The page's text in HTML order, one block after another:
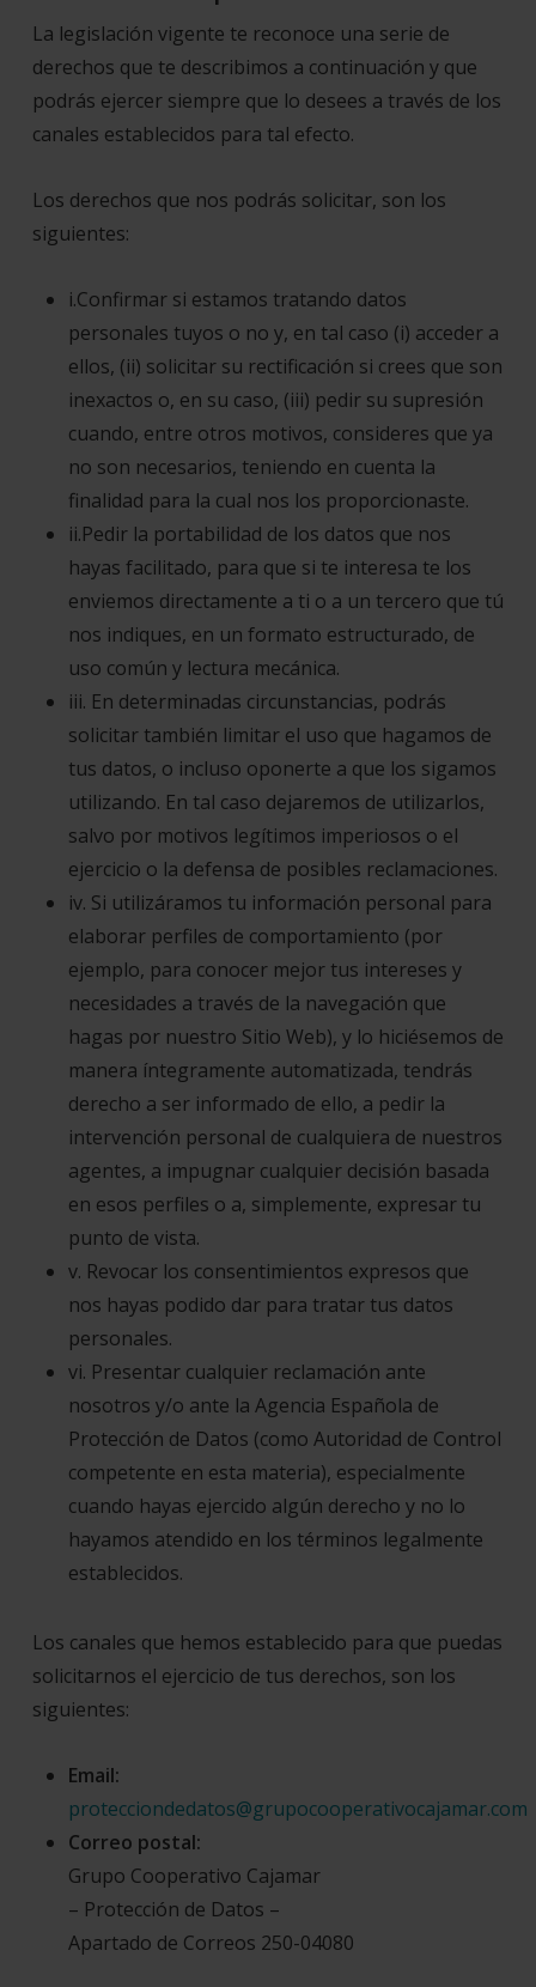
La legislación vigente te reconoce una serie de
derechos que te describimos a continuación y que
podrás ejercer siempre que lo desees a través de los
canales establecidos para tal efecto.
Los derechos que nos podrás solicitar, son los
siguientes:
i.Confirmar si estamos tratando datos
personales tuyos o no y, en tal caso (i) acceder a
ellos, (ii) solicitar su rectificación si crees que son
inexactos o, en su caso, (iii) pedir su supresión
cuando, entre otros motivos, consideres que ya
no son necesarios, teniendo en cuenta la
finalidad para la cual nos los proporcionaste.
ii.Pedir la portabilidad de los datos que nos
hayas facilitado, para que si te interesa te los
enviemos directamente a ti o a un tercero que tú
nos indiques, en un formato estructurado, de
uso común y lectura mecánica.
iii. En determinadas circunstancias, podrás
solicitar también limitar el uso que hagamos de
tus datos, o incluso oponerte a que los sigamos
utilizando. En tal caso dejaremos de utilizarlos,
salvo por motivos legítimos imperiosos o el
ejercicio o la defensa de posibles reclamaciones.
iv. Si utilizáramos tu información personal para
elaborar perfiles de comportamiento (por
ejemplo, para conocer mejor tus intereses y
necesidades a través de la navegación que
hagas por nuestro Sitio Web), y lo hiciésemos de
manera íntegramente automatizada, tendrás
derecho a ser informado de ello, a pedir la
intervención personal de cualquiera de nuestros
agentes, a impugnar cualquier decisión basada
en esos perfiles o a, simplemente, expresar tu
punto de vista.
v. Revocar los consentimientos expresos que
nos hayas podido dar para tratar tus datos
personales.
vi. Presentar cualquier reclamación ante
nosotros y/o ante la Agencia Española de
Protección de Datos (como Autoridad de Control
competente en esta materia), especialmente
cuando hayas ejercido algún derecho y no lo
hayamos atendido en los términos legalmente
establecidos.
Los canales que hemos establecido para que puedas
solicitarnos el ejercicio de tus derechos, son los
siguientes:
Email:
protecciondedatos@grupocooperativocajamar.com
Correo postal:
Grupo Cooperativo Cajamar
– Protección de Datos –
Apartado de Correos 250-04080